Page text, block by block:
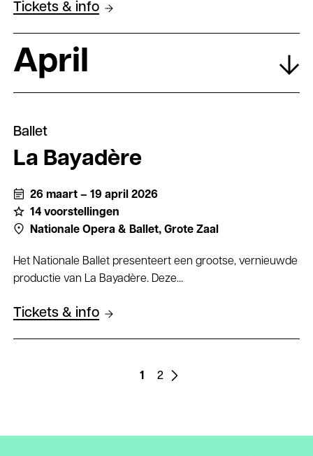
Tickets & info
April
Ballet
La Bayadère
26 maart – 19 april 2026
14 voorstellingen
Nationale Opera & Ballet, Grote Zaal
Het Nationale Ballet presenteert een grootse, vernieuwde
productie van La Bayadère. Deze...
Tickets & info
Page
1 Page
2
Vorige